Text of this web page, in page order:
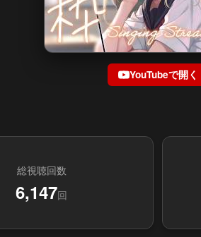
YouTubeで開く
総視聴回数
6,147回